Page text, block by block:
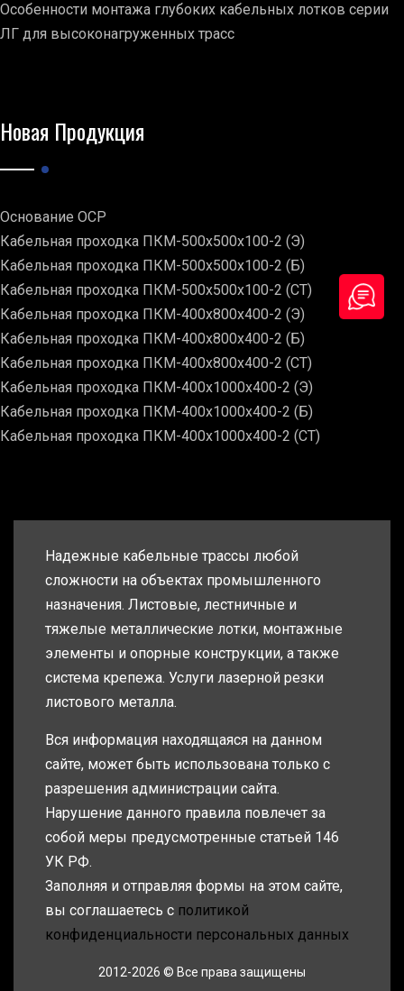
Особенности монтажа глубоких кабельных лотков серии
ЛГ для высоконагруженных трасс
Новая Продукция
Основание ОСР
Кабельная проходка ПКМ-500х500х100-2 (Э)
Кабельная проходка ПКМ-500х500х100-2 (Б)
Кабельная проходка ПКМ-500х500х100-2 (СТ)
Кабельная проходка ПКМ-400х800х400-2 (Э)
Кабельная проходка ПКМ-400х800х400-2 (Б)
Кабельная проходка ПКМ-400х800х400-2 (СТ)
Кабельная проходка ПКМ-400х1000х400-2 (Э)
Кабельная проходка ПКМ-400х1000х400-2 (Б)
Кабельная проходка ПКМ-400х1000х400-2 (СТ)
Надежные кабельные трассы любой
сложности на объектах промышленного
назначения. Листовые, лестничные и
тяжелые металлические лотки, монтажные
элементы и опорные конструкции, а также
система крепежа. Услуги лазерной резки
листового металла.
Вся информация находящаяся на данном
сайте, может быть использована только с
разрешения администрации сайта.
Нарушение данного правила повлечет за
собой меры предусмотренные статьей 146
УК РФ.
Заполняя и отправляя формы на этом сайте,
вы соглашаетесь с политикой
конфиденциальности персональных данных
2012-2026 © Все права защищены